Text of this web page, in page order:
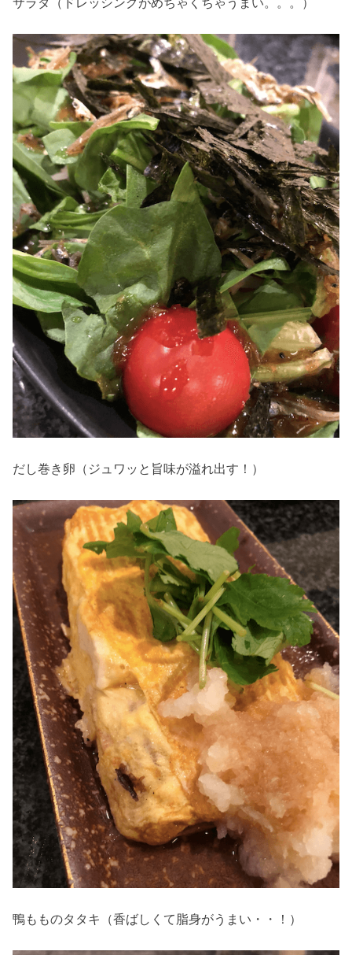
だし巻き卵（ジュワッと旨味が溢れ出す！）
鴨もものタタキ（香ばしくて脂身がうまい・・！）